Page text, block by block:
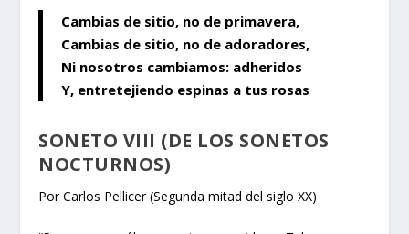
Cambias de sitio, no de primavera,
Cambias de sitio, no de adoradores,
Ni nosotros cambiamos: adheridos
Y, entretejiendo espinas a tus rosas
SONETO VIII (DE LOS SONETOS
NOCTURNOS)
Por Carlos Pellicer (Segunda mitad del siglo XX)